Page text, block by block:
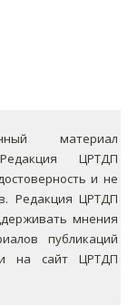
материал
ЦРТДП
и не
Редакция ЦРТДП
мнения
публикаций
на сайт ЦРТДП